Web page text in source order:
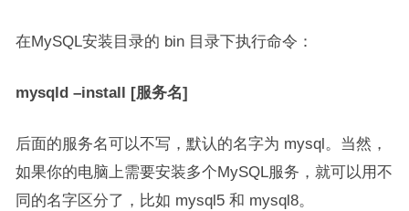
在MySQL安装目录的 bin 目录下执行命令：
mysqld –install [服务名]
后面的服务名可以不写，默认的名字为 mysql。当然，
如果你的电脑上需要安装多个MySQL服务，就可以用不
同的名字区分了，比如 mysql5 和 mysql8。